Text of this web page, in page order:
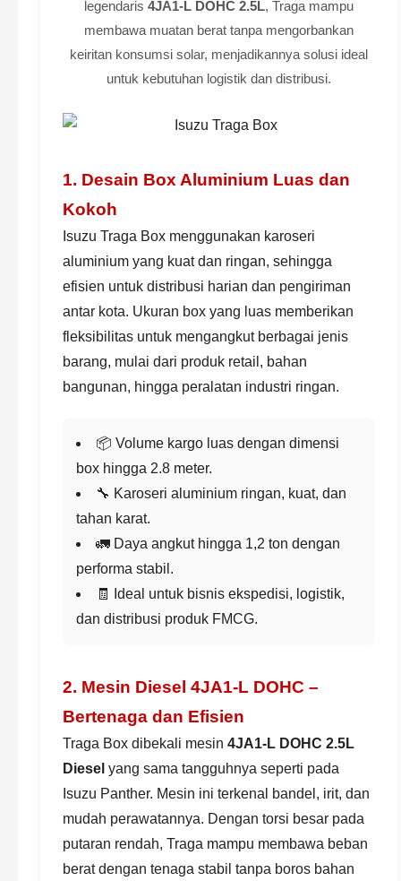
legendaris 4JA1-L DOHC 2.5L, Traga mampu
membawa muatan berat tanpa mengorbankan
keiritan konsumsi solar, menjadikannya solusi ideal
untuk kebutuhan logistik dan distribusi.
1. Desain Box Aluminium Luas dan
Kokoh
Isuzu Traga Box menggunakan karoseri
aluminium yang kuat dan ringan, sehingga
efisien untuk distribusi harian dan pengiriman
antar kota. Ukuran box yang luas memberikan
fleksibilitas untuk mengangkut berbagai jenis
barang, mulai dari produk retail, bahan
bangunan, hingga peralatan industri ringan.
📦 Volume kargo luas dengan dimensi
box hingga 2.8 meter.
🔧 Karoseri aluminium ringan, kuat, dan
tahan karat.
🚛 Daya angkut hingga 1,2 ton dengan
performa stabil.
🧾 Ideal untuk bisnis ekspedisi, logistik,
dan distribusi produk FMCG.
2. Mesin Diesel 4JA1-L DOHC –
Bertenaga dan Efisien
Traga Box dibekali mesin 4JA1-L DOHC 2.5L
Diesel yang sama tangguhnya seperti pada
Isuzu Panther. Mesin ini terkenal bandel, irit, dan
mudah perawatannya. Dengan torsi besar pada
putaran rendah, Traga mampu membawa beban
berat dengan tenaga stabil tanpa boros bahan